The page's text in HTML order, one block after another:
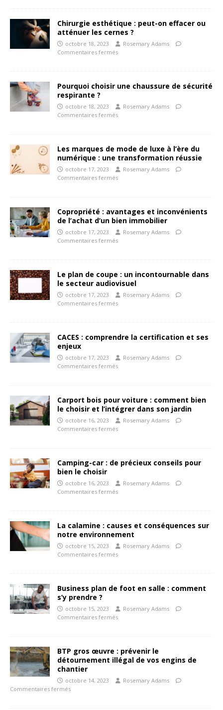
Chirurgie esthétique : peut-on effacer ou
atténuer les cernes ?
octobre 18, 2023
Rosemary Adams
Commentaires fermés
Pourquoi choisir une chaussure de sécurité
respirante ?
octobre 18, 2023
Rosemary Adams
Commentaires fermés
Les marques de mode de luxe à l’ère du
numérique : une transformation réussie
octobre 17, 2023
Rosemary Adams
Commentaires fermés
Copropriété : avantages et inconvénients
de l’achat d’un bien immobilier
octobre 17, 2023
Rosemary Adams
Commentaires fermés
Le plan de coupe : un incontournable dans
le secteur audiovisuel
octobre 17, 2023
Rosemary Adams
Commentaires fermés
CACES : comprendre la certification et ses
enjeux
octobre 17, 2023
Rosemary Adams
Commentaires fermés
Carport bois pour voiture : comment bien
le choisir et l’intégrer dans son jardin
octobre 16, 2023
Rosemary Adams
Commentaires fermés
Camping-car : de précieux conseils pour
bien le choisir
octobre 16, 2023
Rosemary Adams
Commentaires fermés
La calamine : causes et conséquences sur
notre environnement
octobre 15, 2023
Rosemary Adams
Commentaires fermés
Business plan de foot en salle : comment
s’y prendre ?
octobre 15, 2023
Rosemary Adams
Commentaires fermés
BTP gros œuvre : prévenir le
détournement illégal de vos engins de
chantier
octobre 14, 2023
Rosemary Adams
Commentaires fermés